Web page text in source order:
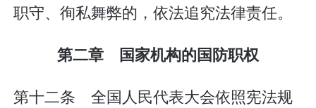
职守、徇私舞弊的，依法追究法律责任。
第二章 国家机构的国防职权
第十二条 全国人民代表大会依照宪法规